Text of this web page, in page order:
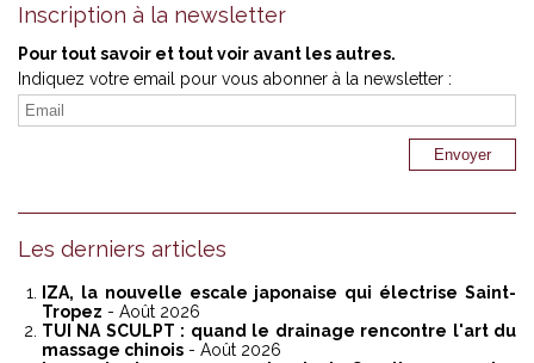
Inscription à la newsletter
Pour tout savoir et tout voir avant les autres.
Indiquez votre email pour vous abonner à la newsletter :
Les derniers articles
IZA, la nouvelle escale japonaise qui électrise Saint-
Tropez - Août 2026
TUI NA SCULPT : quand le drainage rencontre l'art du
massage chinois - Août 2026